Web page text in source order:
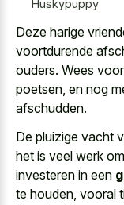
Huskypuppy
Deze harige
voortdurende
ouders. Wees
poetsen, en nog
afschudden.
De pluizige vacht
het is veel werk
investeren in een
te houden, vooral